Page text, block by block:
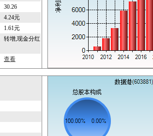
30.26
4.24元
1.61元
转增,现金分红
查看